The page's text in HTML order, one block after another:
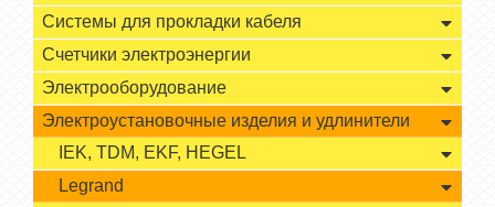
Системы для прокладки кабеля
Счетчики электроэнергии
Электрооборудование
Электроустановочные изделия и удлинители
IEK, TDM, EKF, HEGEL
Legrand